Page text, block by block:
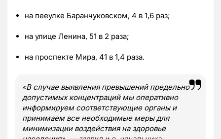
на пееулке Баранчуковском, 4 в 1,6 раз;
на улице Ленина, 51 в 2 раза;
на проспекте Мира, 41 в 1,4 раза.
«В случае выявления превышений предельно
допустимых концентраций мы оперативно
информируем соответствующие органы и
принимаем все необходимые меры для
минимизации воздействия на здоровье